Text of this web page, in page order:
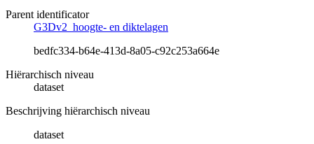
Parent identificator
G3Dv2_hoogte- en diktelagen
bedfc334-b64e-413d-8a05-c92c253a664e
Hiërarchisch niveau
dataset
Beschrijving hiërarchisch niveau
dataset